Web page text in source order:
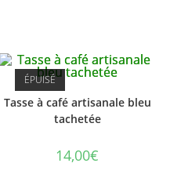
ÉPUISÉ
Tasse à café artisanale bleu
tachetée
14,00€